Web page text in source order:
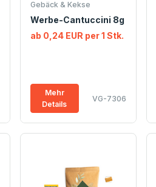
Gebäck & Kekse
Werbe-Cantuccini 8g
ab 0,24 EUR per 1 Stk.
Mehr
Details
VG-7306